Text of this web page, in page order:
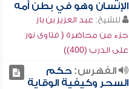
الإنسان وهو في بطن أمه
للشيخ: عبد العزيز بن باز
جزء من محاضرة ( فتاوى نور
على الدرب (400))
الفهرس:حكم
السحر وكيفية الوقاية